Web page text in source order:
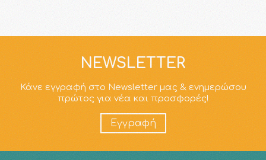
NEWSLETTER
Κάνε εγγραφή στο Newsletter μας & ενημερώσου
πρώτος για νέα και προσφορές!
Εγγραφή